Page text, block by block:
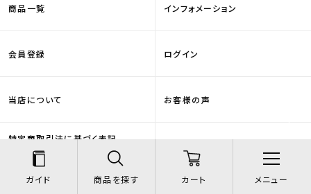
商品一覧 インフォメーション
会員登録 ログイン
当店について お客様の声
特定商取引法に基づく表記
(会社概要)